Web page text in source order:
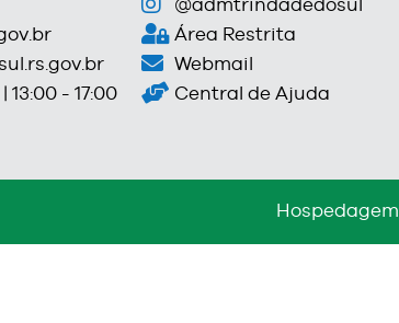
13:00 - 17:00
Área Restrita
Webmail
Central de Ajuda
Hospedagem